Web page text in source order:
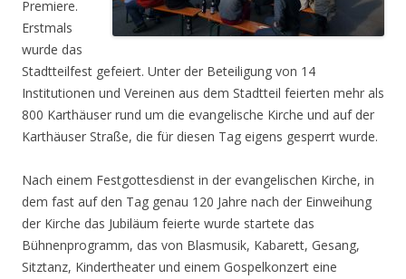
Premiere.
Erstmals
wurde das
Stadtteilfest gefeiert. Unter der Beteiligung von 14
Institutionen und Vereinen aus dem Stadtteil feierten mehr als
800 Karthäuser rund um die evangelische Kirche und auf der
Karthäuser Straße, die für diesen Tag eigens gesperrt wurde.
Nach einem Festgottesdienst in der evangelischen Kirche, in
dem fast auf den Tag genau 120 Jahre nach der Einweihung
der Kirche das Jubiläum feierte wurde startete das
Bühnenprogramm, das von Blasmusik, Kabarett, Gesang,
Sitztanz, Kindertheater und einem Gospelkonzert eine